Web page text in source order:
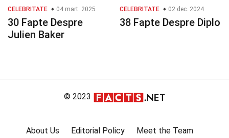
CELEBRITATE 04 mart. 2025
30 Fapte Despre
Julien Baker
CELEBRITATE 02 dec. 2024
38 Fapte Despre Diplo
© 2023
About Us Editorial Policy
Meet the Team